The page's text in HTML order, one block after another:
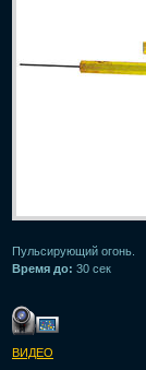
Пульсирующий огонь.
Время до: 30 сек
ВИДЕО